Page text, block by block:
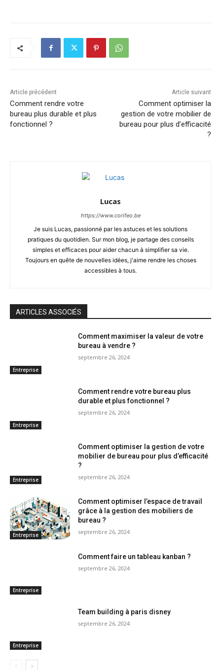
Article précédent
Comment rendre votre
bureau plus durable et plus
fonctionnel ?
Article suivant
Comment optimiser la
gestion de votre mobilier de
bureau pour plus d’efficacité
?
Lucas
https://www.corifeo.be
Je suis Lucas, passionné par les astuces et les solutions
pratiques du quotidien. Sur mon blog, je partage des conseils
simples et efficaces pour aider chacun à simplifier sa vie.
Toujours en quête de nouvelles idées, j'aime rendre les choses
accessibles à tous.
ARTICLES ASSOCIÉS
Entreprise
Comment maximiser la valeur de votre
bureau à vendre ?
septembre 26, 2024
Entreprise
Comment rendre votre bureau plus
durable et plus fonctionnel ?
septembre 26, 2024
Entreprise
Comment optimiser la gestion de votre
mobilier de bureau pour plus d’efficacité
?
septembre 26, 2024
Entreprise
Comment optimiser l’espace de travail
grâce à la gestion des mobiliers de
bureau ?
septembre 26, 2024
Entreprise
Comment faire un tableau kanban ?
septembre 26, 2024
Entreprise
Team building à paris disney
septembre 26, 2024